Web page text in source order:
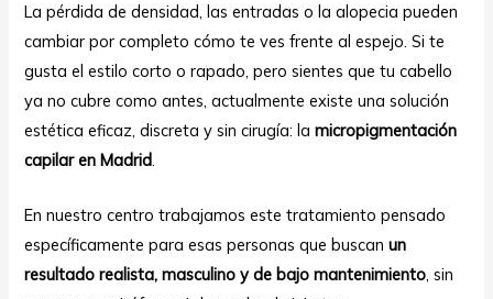
La pérdida de densidad, las entradas o la alopecia pueden
cambiar por completo cómo te ves frente al espejo. Si te
gusta el estilo corto o rapado, pero sientes que tu cabello
ya no cubre como antes, actualmente existe una solución
estética eficaz, discreta y sin cirugía: lamicropigmentación
capilar en Madrid.
En nuestro centro trabajamos este tratamiento pensado
específicamente para esas personas que buscanun
resultado realista, masculino y de bajo mantenimiento, sin